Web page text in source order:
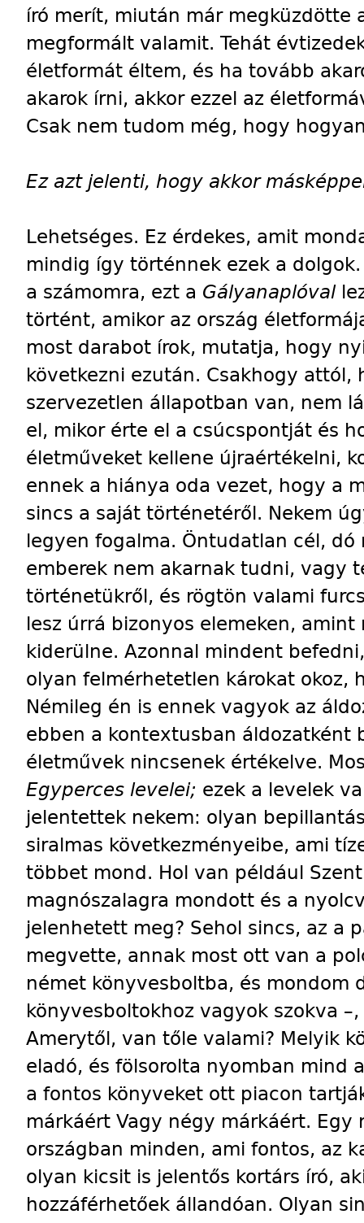
író merít, miután már megküzdötte
megformált valamit. Tehát
életformát éltem, és ha tovább
akarok írni, akkor ezzel az
Csak nem tudom még, hogy
Ez azt jelenti, hogy akkor
Lehetséges. Ez érdekes, amit
mindig így történnek ezek a
a számomra, ezt a Gályanaplóval
történt, amikor az ország
most darabot írok, mutatja, hogy
következni ezután. Csakhogy
szervezetlen állapotban van, nem
el, mikor érte el a csúcspontját és
életműveket kellene újraértékelni,
ennek a hiánya oda vezet, hogy a
sincs a saját történetéről. Nekem
legyen fogalma. Öntudatlan cél, dó
emberek nem akarnak tudni, vagy
történetükről, és rögtön valami
lesz úrrá bizonyos elemeken,
kiderülne. Azonnal mindent
olyan felmérhetetlen károkat okoz,
Némileg én is ennek vagyok az
ebben a kontextusban áldozatként
életművek nincsenek értékelve.
Egyperces levelei; ezek a levelek
jelentettek nekem: olyan
siralmas következményeibe, ami
többet mond. Hol van például
magnószalagra mondott és a
jelenhetett meg? Sehol sincs, az a
megvette, annak most ott van a
német könyvesboltba, és mondom
könyvesboltokhoz vagyok szokva
Amerytől, van tőle valami? Melyik
eladó, és fölsorolta nyomban mind
a fontos könyveket ott piacon
márkáért Vagy négy márkáért. Egy
országban minden, ami fontos, az
olyan kicsit is jelentős kortárs író,
hozzáférhetőek állandóan. Olyan